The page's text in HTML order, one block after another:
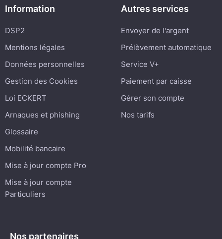
Information
DSP2
Mentions légales
Données personnelles
Gestion des Cookies
Loi ECKERT
Arnaques et phishing
Glossaire
Mobilité bancaire
Mise à jour compte Pro
Mise à jour compte
Particuliers
Autres services
Envoyer de l'argent
Prélèvement automatique
Service V+
Paiement par caisse
Gérer son compte
Nos tarifs
Nos partenaires